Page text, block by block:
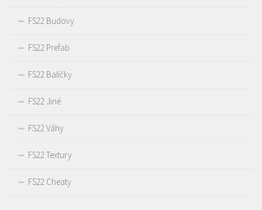
FS22 Budovy
FS22 Prefab
FS22 Balíčky
FS22 Jiné
FS22 Váhy
FS22 Textury
FS22 Cheaty